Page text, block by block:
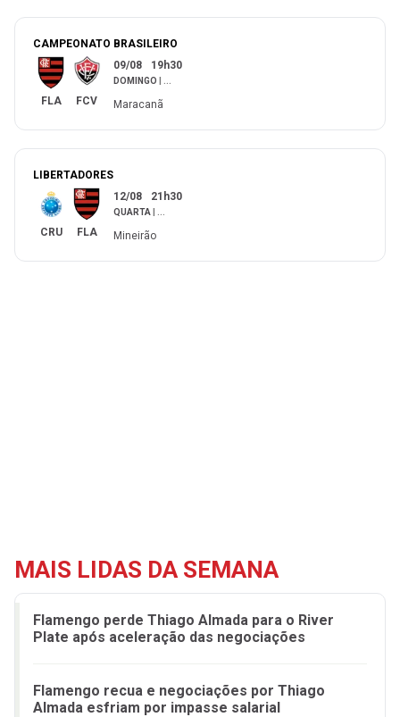
CAMPEONATO BRASILEIRO
FLA FCV
09/08 19h30
DOMINGO
Maracanã
LIBERTADORES
CRU FLA
12/08 21h30
QUARTA
Mineirão
MAIS LIDAS DA SEMANA
Flamengo perde Thiago Almada para o River
Plate após aceleração das negociações
Flamengo recua e negociações por Thiago
Almada esfriam por impasse salarial